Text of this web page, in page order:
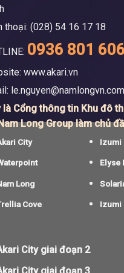
thoại: (028) 54 16 17 18
0936 801 606
www.akari.vn
le.nguyen@namlongvn.com
là Cổng thông tin Khu đô
Long Group làm chủ
City
Long
Cove
Izumi
Elyse
Izumi
City giai đoạn 2